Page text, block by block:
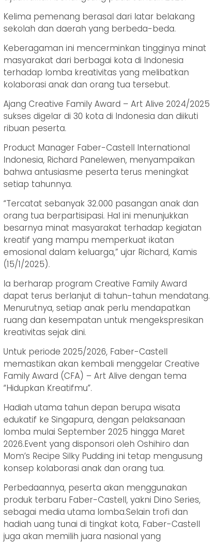
Kelima pemenang berasal dari latar belakang
sekolah dan daerah yang berbeda-beda.
Keberagaman ini mencerminkan tingginya minat
masyarakat dari berbagai kota di Indonesia
terhadap lomba kreativitas yang melibatkan
kolaborasi anak dan orang tua tersebut.
Ajang Creative Family Award – Art Alive 2024/2025
sukses digelar di 30 kota di Indonesia dan diikuti
ribuan peserta.
Product Manager Faber-Castell International
Indonesia, Richard Panelewen, menyampaikan
bahwa antusiasme peserta terus meningkat
setiap tahunnya.
“Tercatat sebanyak 32.000 pasangan anak dan
orang tua berpartisipasi. Hal ini menunjukkan
besarnya minat masyarakat terhadap kegiatan
kreatif yang mampu memperkuat ikatan
emosional dalam keluarga,” ujar Richard, Kamis
(15/1/2025).
Ia berharap program Creative Family Award
dapat terus berlanjut di tahun-tahun mendatang.
Menurutnya, setiap anak perlu mendapatkan
ruang dan kesempatan untuk mengekspresikan
kreativitas sejak dini.
Untuk periode 2025/2026, Faber-Castell
memastikan akan kembali menggelar Creative
Family Award (CFA) – Art Alive dengan tema
“Hidupkan Kreatifmu”.
Hadiah utama tahun depan berupa wisata
edukatif ke Singapura, dengan pelaksanaan
lomba mulai September 2025 hingga Maret
2026.Event yang disponsori oleh Oshihiro dan
Mom’s Recipe Silky Pudding ini tetap mengusung
konsep kolaborasi anak dan orang tua.
Perbedaannya, peserta akan menggunakan
produk terbaru Faber-Castell, yakni Dino Series,
sebagai media utama lomba.Selain trofi dan
hadiah uang tunai di tingkat kota, Faber-Castell
juga akan memilih juara nasional yang